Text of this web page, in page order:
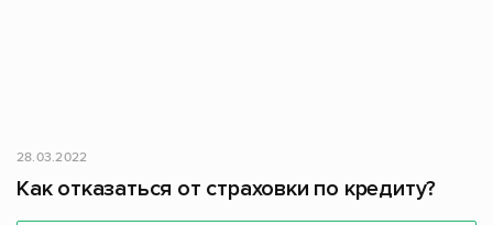
28.03.2022
Как отказаться от страховки по кредиту?